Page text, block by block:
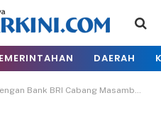
DAERAH
untuk Pemanfaatan Layanan Jasa Perbankan Pegawai